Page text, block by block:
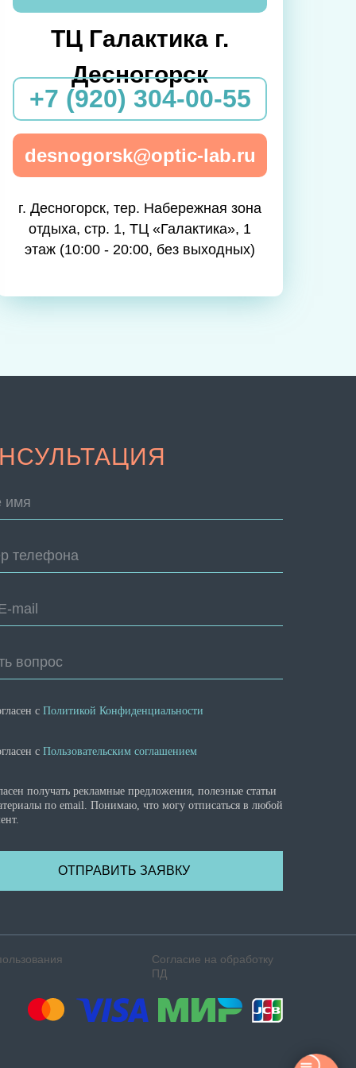
ТЦ Галактика г.
Десногорск
+7 (920) 304-00-55
desnogorsk@optic-lab.ru
г. Десногорск, тер. Набережная зона
отдыха, стр. 1, ТЦ «Галактика», 1
этаж (10:00 - 20:00, без выходных)
имя
телефона
mail
вопрос
с Политикой Конфиденциальности
с Пользовательским соглашением
получать рекламные предложения, полезные статьи
по email. Понимаю, что могу отписаться в любой
ОТПРАВИТЬ ЗАЯВКУ
Согласие на обработку
ПД